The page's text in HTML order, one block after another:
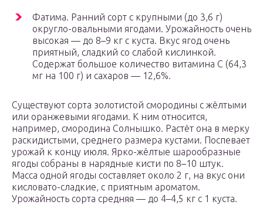
Фатима. Ранний сорт с крупными (до 3,6 г)
округло-овальными ягодами. Урожайность очень
высокая — до 8–9 кг с куста. Вкус ягод очень
приятный, сладкий со слабой кислинкой.
Содержат большое количество витамина С (64,3
мг на 100 г) и сахаров — 12,6%.
Существуют сорта золотистой смородины с жёлтыми
или оранжевыми ягодами. К ним относится,
например, смородина Солнышко. Растёт она в мерку
раскидистыми, среднего размера кустами. Поспевает
урожай к концу июля. Ярко-жёлтые шарообразные
ягоды собраны в нарядные кисти по 8–10 штук.
Масса одной ягоды составляет около 2 г, на вкус они
кисловато-сладкие, с приятным ароматом.
Урожайность сорта средняя — до 4–4,5 кг с 1 куста.